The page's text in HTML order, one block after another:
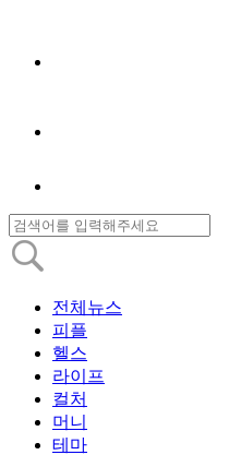
전체뉴스
피플
헬스
라이프
컬처
머니
테마